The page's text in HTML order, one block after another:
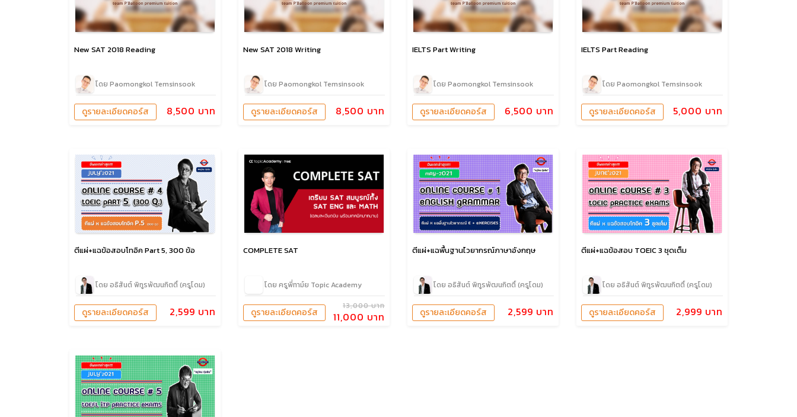
New SAT 2018 Reading
โดย Paomongkol Temsinsook
8,500 บาท
ดูรายละเอียดคอร์ส
New SAT 2018 Writing
โดย Paomongkol Temsinsook
8,500 บาท
ดูรายละเอียดคอร์ส
IELTS Part Writing
โดย Paomongkol Temsinsook
6,500 บาท
ดูรายละเอียดคอร์ส
IELTS Part Reading
โดย Paomongkol Temsinsook
5,000 บาท
ดูรายละเอียดคอร์ส
ตีแผ่+แฉข้อสอบโทอิค Part 5, 300 ข้อ
โดย อธิสันต์ พิทูรพัฒนกิตติ์ (ครูโดม)
2,599 บาท
ดูรายละเอียดคอร์ส
COMPLETE SAT
โดย ครูพี่ทาม์ย Topic Academy
13,000 บาท
11,000 บาท
ดูรายละเอียดคอร์ส
ตีแผ่+แฉพื้นฐานไวยากรณ์ภาษาอังกฤษ
โดย อธิสันต์ พิทูรพัฒนกิตติ์ (ครูโดม)
2,599 บาท
ดูรายละเอียดคอร์ส
ตีแผ่+แฉข้อสอบ TOEIC 3 ชุดเต็ม
โดย อธิสันต์ พิทูรพัฒนกิตติ์ (ครูโดม)
2,999 บาท
ดูรายละเอียดคอร์ส